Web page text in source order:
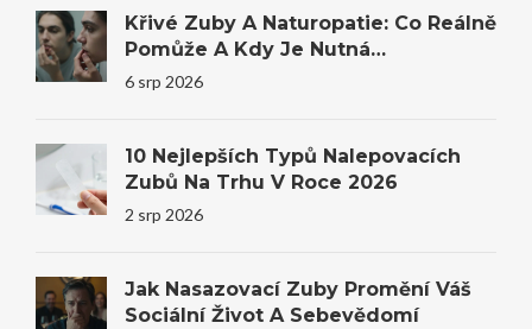
Křivé Zuby A Naturopatie: Co Reálně
Pomůže A Kdy Je Nutná
Stomatologie
6 srp 2026
10 Nejlepších Typů Nalepovacích
Zubů Na Trhu V Roce 2026
2 srp 2026
Jak Nasazovací Zuby Promění Váš
Sociální Život A Sebevědomí